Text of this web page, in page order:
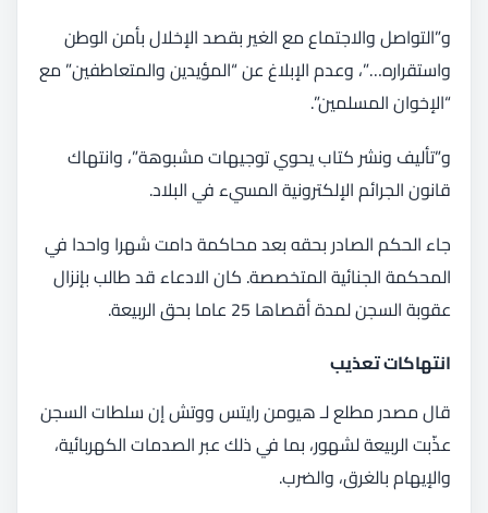
و”التواصل والاجتماع مع الغير بقصد الإخلال بأمن الوطن
واستقراره…”، وعدم الإبلاغ عن “المؤيدين والمتعاطفين” مع
“الإخوان المسلمين”.
و”تأليف ونشر كتاب يحوي توجيهات مشبوهة”، وانتهاك
قانون الجرائم الإلكترونية المسيء في البلاد.
جاء الحكم الصادر بحقه بعد محاكمة دامت شهرا واحدا في
المحكمة الجنائية المتخصصة. كان الادعاء قد طالب بإنزال
عقوبة السجن لمدة أقصاها 25 عاما بحق الربيعة.
انتهاكات تعذيب
قال مصدر مطلع لـ هيومن رايتس ووتش إن سلطات السجن
عذّبت الربيعة لشهور، بما في ذلك عبر الصدمات الكهربائية،
والإيهام بالغرق، والضرب.